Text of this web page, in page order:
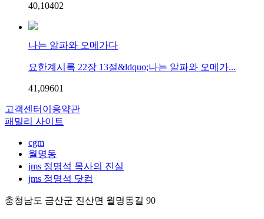
40,10402
나는 알파와 오메가다
요한계시록 22장 13절&ldquo;나는 알파와 오메가...
41,09601
고객센터 이용약관
패밀리 사이트
cgm
월명동
jms 정명석 목사의 진실
jms 정명석 닷컴
충청남도 금산군 진산면 월명동길 90